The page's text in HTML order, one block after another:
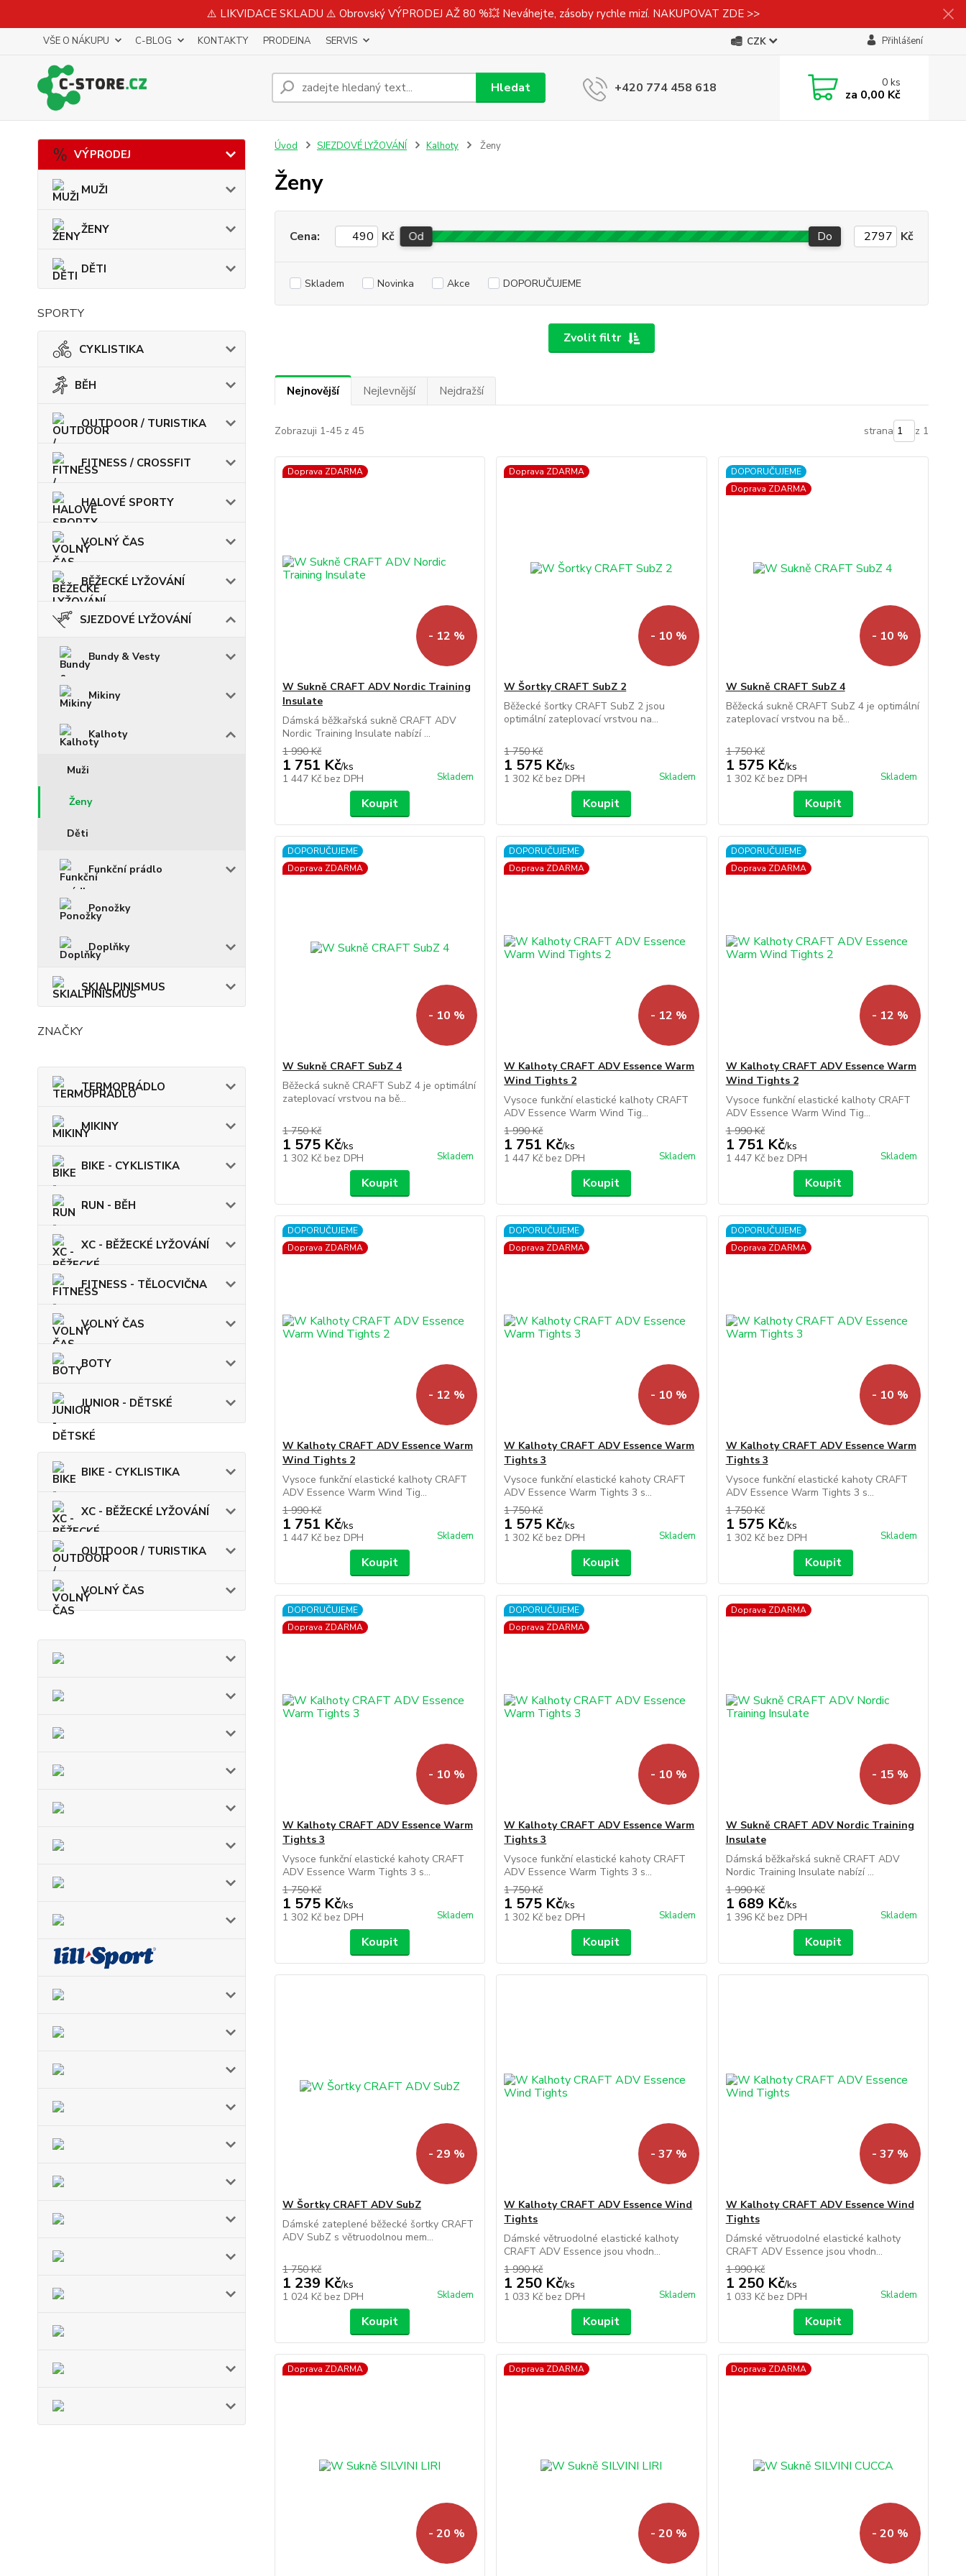
⚠️ LIKVIDACE SKLADU ⚠️ Obrovský VÝPRODEJ AŽ 80 %💥 Neváhejte, zásoby rychle mizí. NAKUPOVAT ZDE >>
VŠE O NÁKUPU C-BLOG KONTAKTY PRODEJNA SERVIS CZK Přihlášení
Hledat +420 774 458 618 0ks
za 0,00 Kč
VÝPRODEJ
MUŽI
ŽENY
DĚTI
SPORTY
CYKLISTIKA
BĚH
OUTDOOR / TURISTIKA
FITNESS / CROSSFIT
HALOVÉ SPORTY
VOLNÝ ČAS
BĚŽECKÉ LYŽOVÁNÍ
SJEZDOVÉ LYŽOVÁNÍ
Bundy & Vesty
Mikiny
Kalhoty
Muži
Ženy
Děti
Funkční prádlo
Ponožky
Doplňky
SKIALPINISMUS
ZNAČKY
TERMOPRÁDLO
MIKINY
BIKE - CYKLISTIKA
RUN - BĚH
XC - BĚŽECKÉ LYŽOVÁNÍ
FITNESS - TĚLOCVIČNA
VOLNÝ ČAS
BOTY
JUNIOR - DĚTSKÉ
BIKE - CYKLISTIKA
XC - BĚŽECKÉ LYŽOVÁNÍ
OUTDOOR / TURISTIKA
VOLNÝ ČAS
Úvod SJEZDOVÉ LYŽOVÁNÍ Kalhoty Ženy
Ženy
Zvolit filtr
Cena: Kč Od Do Kč
Skladem Novinka Akce DOPORUČUJEME
Nejnovější Nejlevnější Nejdražší
Zobrazuji 1-45 z 45 strana z 1
Doprava ZDARMA
- 12 %
W Sukně CRAFT ADV Nordic Training
Insulate
Dámská běžkařská sukně CRAFT ADV
Nordic Training Insulate nabízí ...
1 990 Kč
1 751 Kč/ks
1 447 Kč bez DPH Skladem
Koupit
Doprava ZDARMA
- 10 %
W Šortky CRAFT SubZ 2
Běžecké šortky CRAFT SubZ 2 jsou
optimální zateplovací vrstvou na...
1 750 Kč
1 575 Kč/ks
1 302 Kč bez DPH Skladem
Koupit
DOPORUČUJEME
Doprava ZDARMA
- 10 %
W Sukně CRAFT SubZ 4
Běžecká sukně CRAFT SubZ 4 je optimální
zateplovací vrstvou na bě...
1 750 Kč
1 575 Kč/ks
1 302 Kč bez DPH Skladem
Koupit
DOPORUČUJEME
Doprava ZDARMA
- 10 %
W Sukně CRAFT SubZ 4
Běžecká sukně CRAFT SubZ 4 je optimální
zateplovací vrstvou na bě...
1 750 Kč
1 575 Kč/ks
1 302 Kč bez DPH Skladem
Koupit
DOPORUČUJEME
Doprava ZDARMA
- 12 %
W Kalhoty CRAFT ADV Essence Warm
Wind Tights 2
Vysoce funkční elastické kalhoty CRAFT
ADV Essence Warm Wind Tig...
1 990 Kč
1 751 Kč/ks
1 447 Kč bez DPH Skladem
Koupit
DOPORUČUJEME
Doprava ZDARMA
- 12 %
W Kalhoty CRAFT ADV Essence Warm
Wind Tights 2
Vysoce funkční elastické kalhoty CRAFT
ADV Essence Warm Wind Tig...
1 990 Kč
1 751 Kč/ks
1 447 Kč bez DPH Skladem
Koupit
DOPORUČUJEME
Doprava ZDARMA
- 12 %
W Kalhoty CRAFT ADV Essence Warm
Wind Tights 2
Vysoce funkční elastické kalhoty CRAFT
ADV Essence Warm Wind Tig...
1 990 Kč
1 751 Kč/ks
1 447 Kč bez DPH Skladem
Koupit
DOPORUČUJEME
Doprava ZDARMA
- 10 %
W Kalhoty CRAFT ADV Essence Warm
Tights 3
Vysoce funkční elastické kahoty CRAFT
ADV Essence Warm Tights 3 s...
1 750 Kč
1 575 Kč/ks
1 302 Kč bez DPH Skladem
Koupit
DOPORUČUJEME
Doprava ZDARMA
- 10 %
W Kalhoty CRAFT ADV Essence Warm
Tights 3
Vysoce funkční elastické kahoty CRAFT
ADV Essence Warm Tights 3 s...
1 750 Kč
1 575 Kč/ks
1 302 Kč bez DPH Skladem
Koupit
DOPORUČUJEME
Doprava ZDARMA
- 10 %
W Kalhoty CRAFT ADV Essence Warm
Tights 3
Vysoce funkční elastické kahoty CRAFT
ADV Essence Warm Tights 3 s...
1 750 Kč
1 575 Kč/ks
1 302 Kč bez DPH Skladem
Koupit
DOPORUČUJEME
Doprava ZDARMA
- 10 %
W Kalhoty CRAFT ADV Essence Warm
Tights 3
Vysoce funkční elastické kahoty CRAFT
ADV Essence Warm Tights 3 s...
1 750 Kč
1 575 Kč/ks
1 302 Kč bez DPH Skladem
Koupit
Doprava ZDARMA
- 15 %
W Sukně CRAFT ADV Nordic Training
Insulate
Dámská běžkařská sukně CRAFT ADV
Nordic Training Insulate nabízí ...
1 990 Kč
1 689 Kč/ks
1 396 Kč bez DPH Skladem
Koupit
- 29 %
W Šortky CRAFT ADV SubZ
Dámské zateplené běžecké šortky CRAFT
ADV SubZ s větruodolnou mem...
1 750 Kč
1 239 Kč/ks
1 024 Kč bez DPH Skladem
Koupit
- 37 %
W Kalhoty CRAFT ADV Essence Wind
Tights
Dámské větruodolné elastické kalhoty
CRAFT ADV Essence jsou vhodn...
1 990 Kč
1 250 Kč/ks
1 033 Kč bez DPH Skladem
Koupit
- 37 %
W Kalhoty CRAFT ADV Essence Wind
Tights
Dámské větruodolné elastické kalhoty
CRAFT ADV Essence jsou vhodn...
1 990 Kč
1 250 Kč/ks
1 033 Kč bez DPH Skladem
Koupit
Doprava ZDARMA
- 20 %
Doprava ZDARMA
- 20 %
Doprava ZDARMA
- 20 %